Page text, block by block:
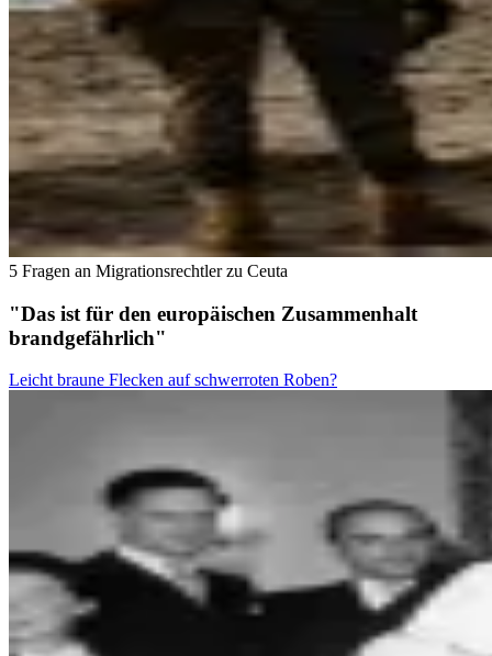
5 Fragen an Migrationsrechtler zu Ceuta
"Das ist für den europäischen Zusammenhalt
brandgefährlich"
Leicht braune Flecken auf schwerroten Roben?